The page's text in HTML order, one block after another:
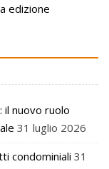
edizione
il nuovo ruolo
31 luglio 2026
condominiali 31